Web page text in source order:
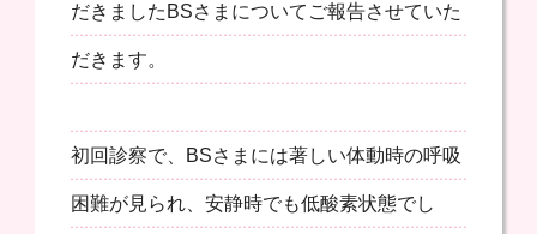
だきましたBSさまについてご報告させていた
だきます。
初回診察で、BSさまには著しい体動時の呼吸
困難が見られ、安静時でも低酸素状態でし